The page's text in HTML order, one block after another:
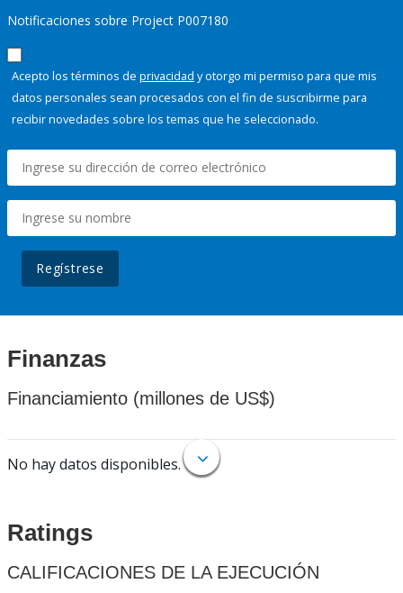
Notificaciones sobre Project P007180
Acepto los términos de privacidad y otorgo mi permiso para que mis
datos personales sean procesados con el fin de suscribirme para
recibir novedades sobre los temas que he seleccionado.
Regístrese
Finanzas
Financiamiento (millones de US$)
No hay datos disponibles.
Ratings
CALIFICACIONES DE LA EJECUCIÓN